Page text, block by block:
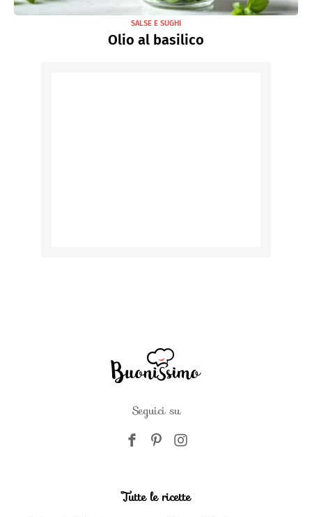
SALSE E SUGHI
Olio al basilico
Seguici su
Tutte le ricette